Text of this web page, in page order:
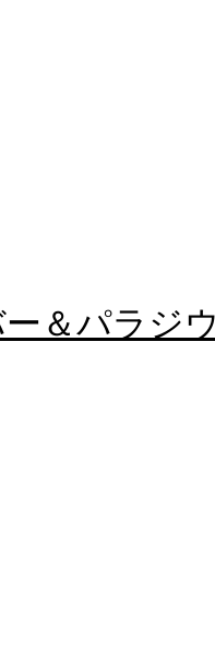
＆パラジ